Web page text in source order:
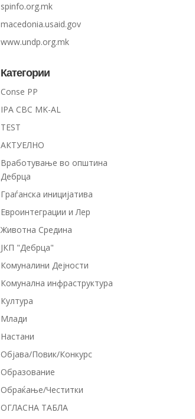
spinfo.org.mk
macedonia.usaid.gov
www.undp.org.mk
Категории
Conse PP
IPA CBC MK-AL
TEST
АКТУЕЛНО
Вработување во општина
Дебрца
Граѓанска иницијатива
Евроинтеграции и Лер
Животна Средина
ЈКП "Дебрца"
Комуналини Дејности
Комунална инфраструктура
Култура
Млади
Настани
Објава/Повик/Конкурс
Образование
Обраќање/Честитки
ОГЛАСНА ТАБЛА